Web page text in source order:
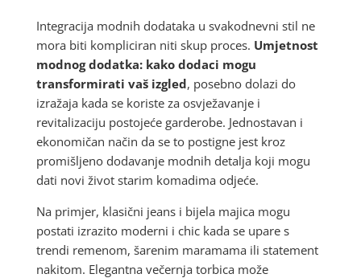
Integracija modnih dodataka u svakodnevni stil ne
mora biti kompliciran niti skup proces. Umjetnost
modnog dodatka: kako dodaci mogu
transformirati vaš izgled, posebno dolazi do
izražaja kada se koriste za osvježavanje i
revitalizaciju postojeće garderobe. Jednostavan i
ekonomičan način da se to postigne jest kroz
promišljeno dodavanje modnih detalja koji mogu
dati novi život starim komadima odjeće.
Na primjer, klasični jeans i bijela majica mogu
postati izrazito moderni i chic kada se upare s
trendi remenom, šarenim maramama ili statement
nakitom. Elegantna večernja torbica može